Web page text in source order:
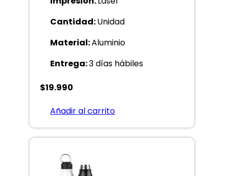
Cantidad:Unidad
Material:Aluminio
Entrega:3 días hábiles
$19.990
Añadir al carrito